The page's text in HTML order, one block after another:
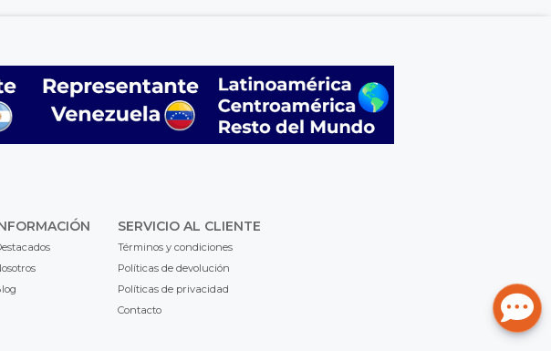
SERVICIO AL CLIENTE
Términos y condiciones
Políticas de devolución
Políticas de privacidad
Contacto